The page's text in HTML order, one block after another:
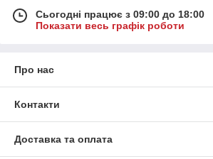
Сьогодні працює з 09:00 до 18:00
Показати весь графік роботи
Про нас
Контакти
Доставка та оплата